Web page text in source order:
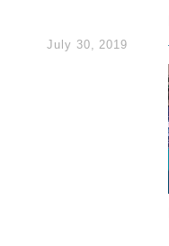
July 30, 2019